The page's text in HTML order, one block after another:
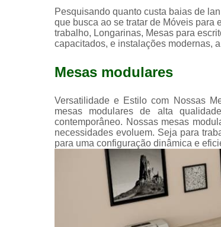
Pesquisando quanto custa baias de
que busca ao se tratar de Móveis para
trabalho, Longarinas, Mesas para
capacitados, e instalações modernas,
Mesas modulares
Versatilidade e Estilo com Nossas
mesas modulares de alta
contemporâneo. Nossas mesas
necessidades evoluem. Seja para
para uma configuração dinâmica e